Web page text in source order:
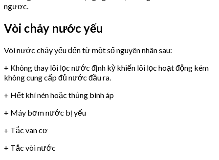
ngược.
Vòi chảy nước yếu
Vòi nước chảy yếu đến từ một số nguyên nhân sau:
+ Không thay lõi lọc nước định kỳ khiến lõi lọc hoạt động kém
không cung cấp đủ nước đầu ra.
+ Hết khí nén hoặc thủng bình áp
+ Máy bơm nước bị yếu
+ Tắc van cơ
+ Tắc vòi nước